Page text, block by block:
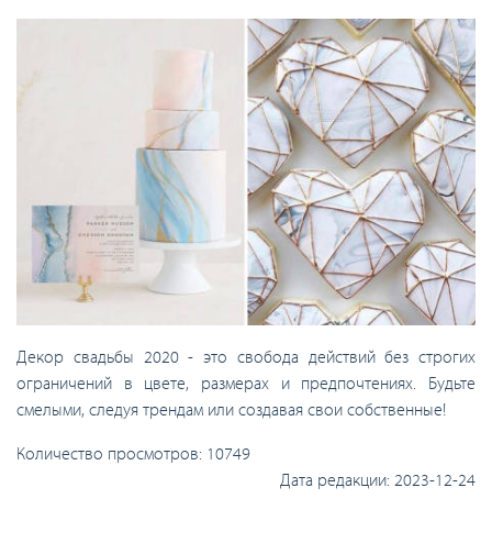
Декор свадьбы 2020 - это свобода действий без строгих
ограничений в цвете, размерах и предпочтениях. Будьте
смелыми, следуя трендам или создавая свои собственные!
Количество просмотров: 10749
Дата редакции: 2023-12-24